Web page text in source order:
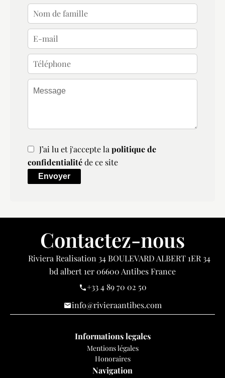
J’ai lu et j'accepte la politique de
confidentialitéde ce site
Envoyer
Contactez-nous
Riviera Realisation 34 BOULEVARD ALBERT 1ER 34
bd albert 1er06600 Antibes France
+33 4 89 70 02 50
info@rivieraantibes.com
Informations legales
Mentions légales
Honoraires
Navigation